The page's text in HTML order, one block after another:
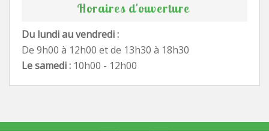
Horaires d'ouverture
Du lundi au vendredi :
De 9h00 à 12h00 et de 13h30 à 18h30
Le samedi : 10h00 - 12h00